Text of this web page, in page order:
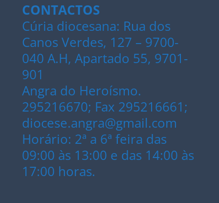
CONTACTOS
Cúria diocesana: Rua dos
Canos Verdes, 127 – 9700-
040 A.H, Apartado 55, 9701-
901
Angra do Heroísmo.
295216670; Fax 295216661;
diocese.angra@gmail.com
Horário: 2ª a 6ª feira das
09:00 às 13:00 e das 14:00 às
17:00 horas.